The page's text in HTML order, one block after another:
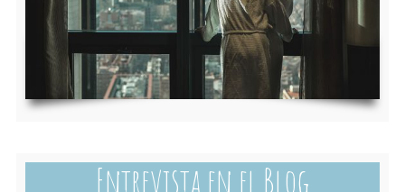
Entrevista en el Blog